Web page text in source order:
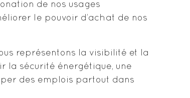
de nos usages
le pouvoir d’achat de nos
représentons la visibilité et la
la sécurité énergétique, une
des emplois partout dans